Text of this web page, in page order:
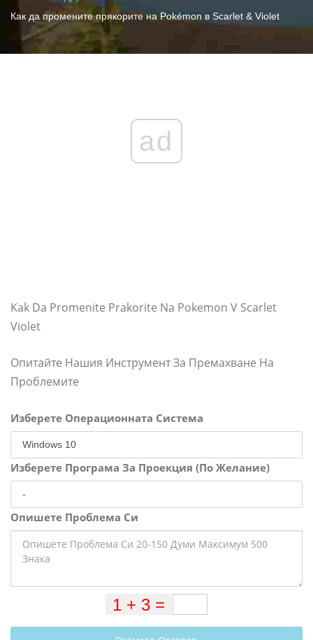
Как да промените прякорите на Pokémon в Scarlet & Violet
ad
Kak Da Promenite Prakorite Na Pokemon V Scarlet
Violet
Опитайте Нашия Инструмент За Премахване На
Проблемите
Изберете Операционната Система
Изберете Програма За Проекция (По Желание)
Опишете Проблема Си